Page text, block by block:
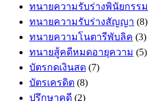
ทนายความรับร่างพินัยกรรม
ทนายความรับร่างสัญญา (8)
ทนายความโนตารีพับลิค (3)
ทนายสู้คดีหมดอายุความ (5)
บัตรกดเงินสด (7)
บัตรเครดิต (8)
ปรึกษาคดี (2)